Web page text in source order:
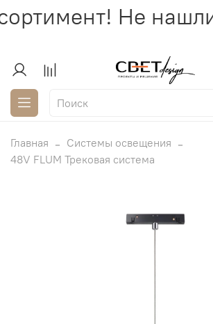
Не
Главная
Системы освещения
48V FLUM Трековая система